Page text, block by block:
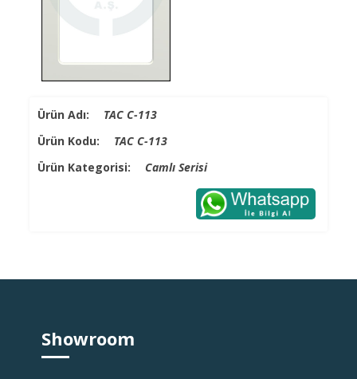
Ürün Adı: TAC C-113
Ürün Kodu: TAC C-113
Ürün Kategorisi: Camlı Serisi
Showroom